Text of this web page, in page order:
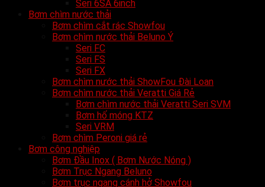
Seri 6SA 6inch
Bơm chìm nước thải
Bơm chìm cắt rác Showfou
Bơm chìm nước thải Beluno Ý
Seri FC
Seri FS
Seri FX
Bơm chìm nước thải ShowFou Đài Loan
Bơm chìm nước thải Veratti Giá Rẻ
Bơm chìm nước thải Veratti Seri SVM
Bơm hố móng KTZ
Seri VRM
Bơm chìm Peroni giá rẻ
Bơm công nghiệp
Bơm Đầu Inox ( Bơm Nước Nóng )
Bơm Trục Ngang Beluno
Bơm trục ngang cánh hở Showfou